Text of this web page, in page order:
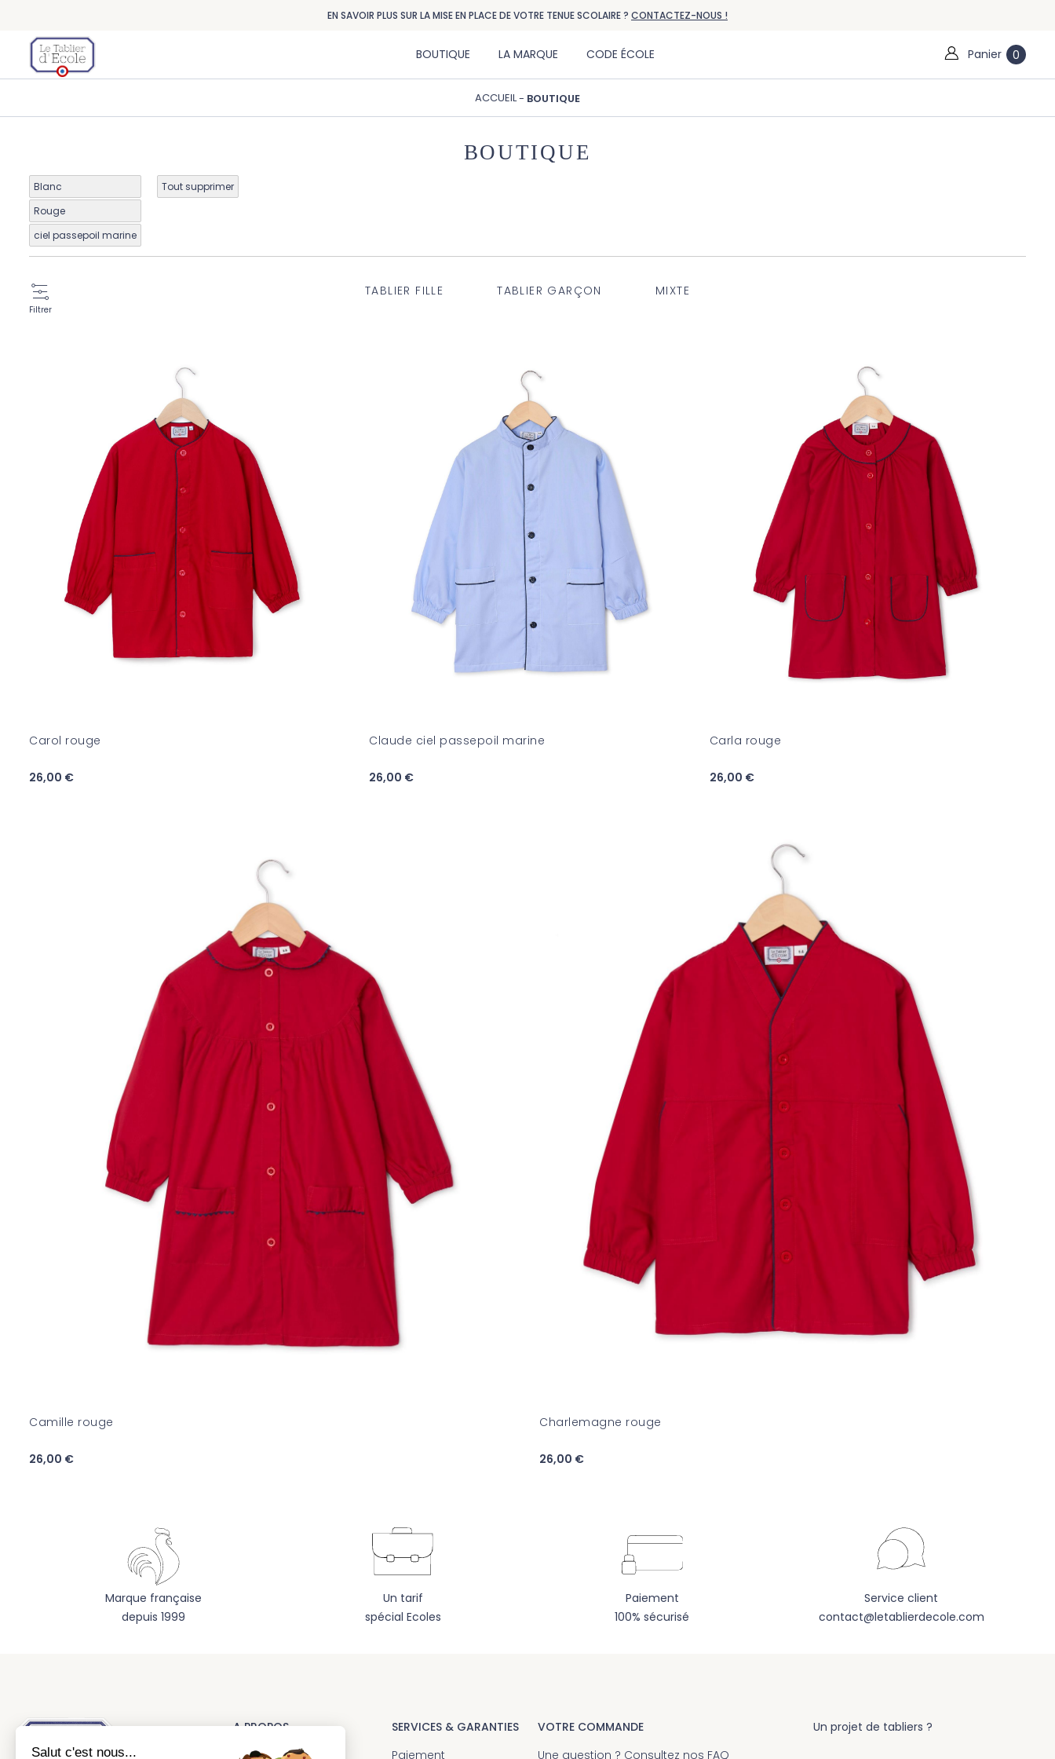
EN SAVOIR PLUS SUR LA MISE EN PLACE DE VOTRE TENUE SCOLAIRE ? CONTACTEZ-NOUS !
BOUTIQUE LA MARQUE CODE ÉCOLE Panier 0
ACCUEIL BOUTIQUE
BOUTIQUE
Blanc
Rouge
ciel passepoil marine
Tout supprimer
TABLIER FILLE TABLIER GARÇON MIXTE
Filtrer
Carol rouge
26,00 €
Claude ciel passepoil marine
26,00 €
Carla rouge
26,00 €
Camille rouge
26,00 €
Charlemagne rouge
26,00 €
Marque française
depuis 1999
Un tarif
spécial Ecoles
Paiement
100% sécurisé
Service client
contact@letablierdecole.com
A PROPOS
La marque
SERVICES & GARANTIES
Paiement
VOTRE COMMANDE
Une question ? Consultez nos FAQ
Un projet de tabliers ?
Salut c'est nous...